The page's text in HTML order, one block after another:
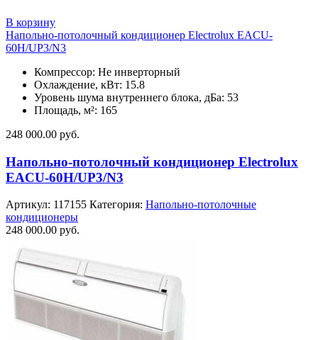
В корзину
Напольно-потолочный кондиционер Electrolux EACU-
60H/UP3/N3
Компрессор: Не инверторный
Охлаждение, кВт: 15.8
Уровень шума внутреннего блока, дБа: 53
Площадь, м²: 165
248 000.00 руб.
Напольно-потолочный кондиционер Electrolux
EACU-60H/UP3/N3
Артикул: 117155 Категория: Напольно-потолочные
кондиционеры
248 000.00 руб.